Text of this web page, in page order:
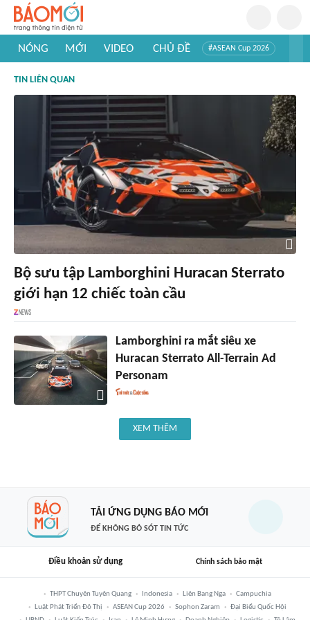
NÓNG MỚI VIDEO CHỦ ĐỀ #ASEAN Cup 2026
#Khám phá thế giới
TIN LIÊN QUAN
Bộ sưu tập Lamborghini Huracan Sterrato
giới hạn 12 chiếc toàn cầu
Lamborghini ra mắt siêu xe
Huracan Sterrato All-Terrain Ad
Personam
XEM THÊM
TẢI ỨNG DỤNG BÁO MỚI
ĐỂ KHÔNG BỎ SÓT TIN TỨC
Điều khoản sử dụng Chính sách bảo mật
THPT Chuyên Tuyên Quang Indonesia Liên Bang Nga
Campuchia
Luật Phát Triển Đô Thị
ASEAN Cup 2026 Sophon Zaram
Đại Biểu Quốc Hội